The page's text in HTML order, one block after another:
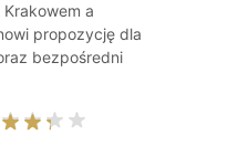
a
propozycję dla
bezpośredni